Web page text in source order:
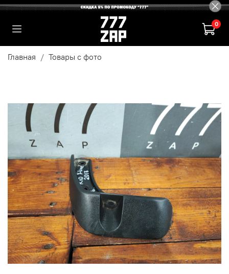
0
Главная Товары с фото